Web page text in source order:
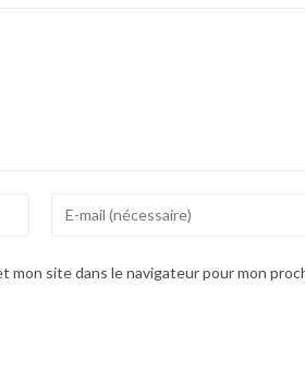
Enter
mon site dans le navigateur pour mon